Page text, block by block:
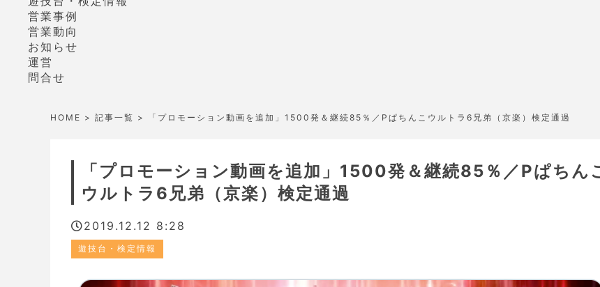
営業事例
営業動向
お知らせ
運営
問合せ
HOME > 記事一覧 > 「プロモーション動画を追加」1500発＆継続85％／Pぱちんこウルトラ6兄弟（京楽）検定通過
「プロモーション動画を追加」1500発＆継続85％／Pぱちん
ウルトラ6兄弟（京楽）検定通過
2019.12.12 8:28
遊技台・検定情報